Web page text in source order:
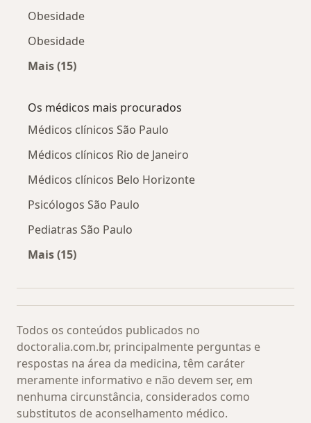
Obesidade
Obesidade
Mais (15)
Os médicos mais procurados
Médicos clínicos São Paulo
Médicos clínicos Rio de Janeiro
Médicos clínicos Belo Horizonte
Psicólogos São Paulo
Pediatras São Paulo
Mais (15)
Todos os conteúdos publicados no
doctoralia.com.br, principalmente perguntas e
respostas na área da medicina, têm caráter
meramente informativo e não devem ser, em
nenhuma circunstância, considerados como
substitutos de aconselhamento médico.